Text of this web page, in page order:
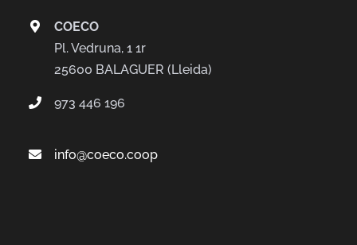
COECO
Pl. Vedruna, 1 1r
25600 BALAGUER (Lleida)
973 446 196
info@coeco.coop